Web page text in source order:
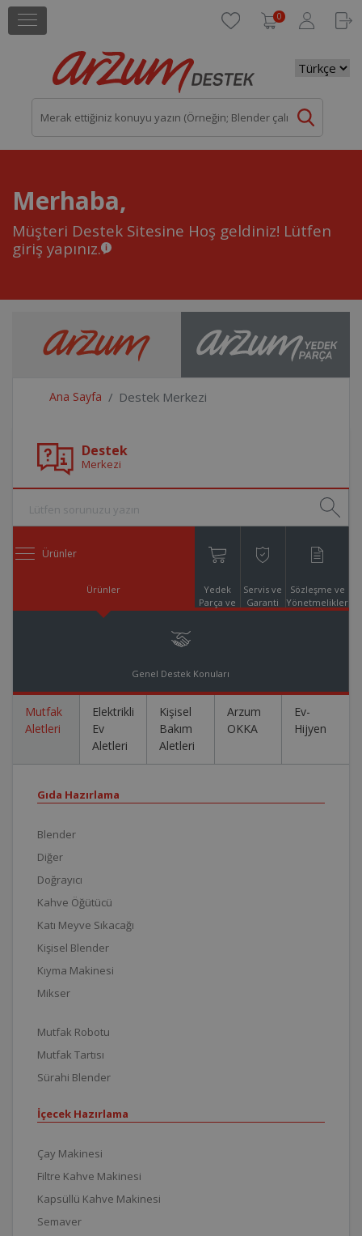
0
Merhaba,
Müşteri Destek Sitesine Hoş geldiniz! Lütfen
giriş yapınız.
Ana Sayfa Destek Merkezi
Destek
Merkezi
Ürünler
Ürünler
Yedek
Parça ve
Servis ve
Garanti
Sözleşme ve
Yönetmelikler
Genel Destek Konuları
Mutfak
Aletleri
Elektrikli
Ev
Aletleri
Kişisel
Bakım
Aletleri
Arzum
OKKA
Ev-
Hijyen
Gıda Hazırlama
Blender
Diğer
Doğrayıcı
Kahve Öğütücü
Katı Meyve Sıkacağı
Kişisel Blender
Kıyma Makinesi
Mikser
Mutfak Robotu
Mutfak Tartısı
Sürahi Blender
İçecek Hazırlama
Çay Makinesi
Filtre Kahve Makinesi
Kapsüllü Kahve Makinesi
Semaver